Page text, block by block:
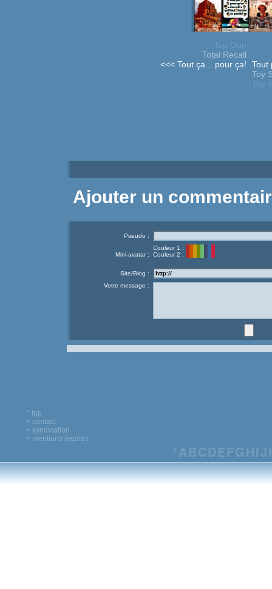
Top Gun
Total Recall
<<< Tout ça... pour ça!
Tout
Toy
Toy
Ajouter un
Pseudo :
Mini-avatar :
Couleur 1 :
Couleur 2 :
Site/Blog :
Votre message :
^ top
> contact
> syndication
> mentions legales
*ABCDEFG HIJ